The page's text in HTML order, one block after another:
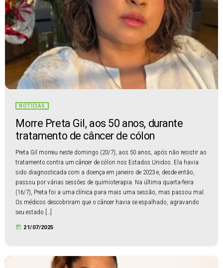
NOTÍCIAS
Morre Preta Gil, aos 50 anos, durante
tratamento de câncer de cólon
Preta Gil morreu neste domingo (20/7), aos 50 anos, após não resistir ao
tratamento contra um câncer de cólon nos Estados Unidos. Ela havia
sido diagnosticada com a doença em janeiro de 2023 e, desde então,
passou por várias sessões de quimioterapia. Na última quarta-feira
(16/7), Preta foi a uma clínica para mais uma sessão, mas passou mal.
Os médicos descobriram que o câncer havia se espalhado, agravando
seu estado […]
today 21/07/2025